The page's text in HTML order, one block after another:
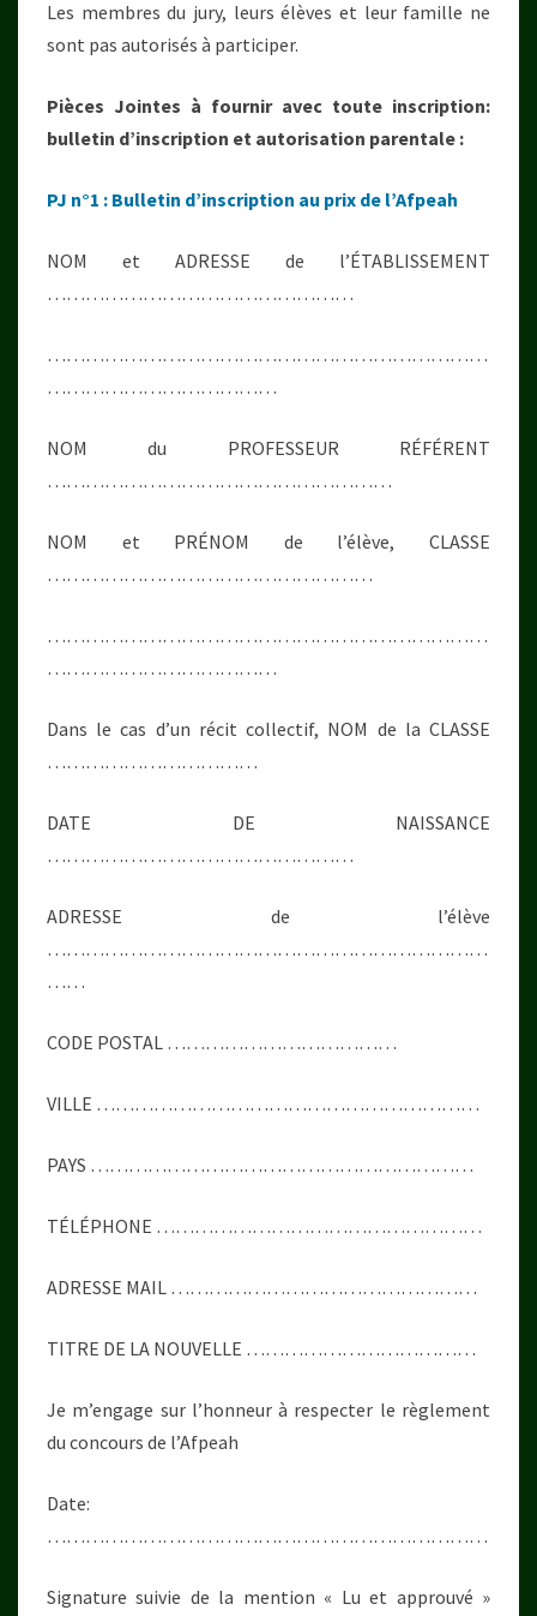
Les membres du jury, leurs élèves et leur famille ne
sont pas autorisés à participer.
Pièces Jointes à fournir avec toute inscription:
bulletin d’inscription et autorisation parentale :
PJ n°1 : Bulletin d’inscription au prix de l’Afpeah
NOM et ADRESSE de l’ÉTABLISSEMENT
…………………………………………
……………………………………………………………
………………………………
NOM du PROFESSEUR RÉFÉRENT
………………………………………………
NOM et PRÉNOM de l’élève, CLASSE
……………………………………………
……………………………………………………………
………………………………
Dans le cas d’un récit collectif, NOM de la CLASSE
……………………………
DATE DE NAISSANCE
…………………………………………
ADRESSE de l’élève
……………………………………………………………
……
CODE POSTAL ………………………………
VILLE ……………………………………………………
PAYS ……………………………………………………
TÉLÉPHONE ……………………………………………
ADRESSE MAIL …………………………………………
TITRE DE LA NOUVELLE ………………………………
Je m’engage sur l’honneur à respecter le règlement
du concours de l’Afpeah
Date:
……………………………………………………………
Signature suivie de la mention « Lu et approuvé »